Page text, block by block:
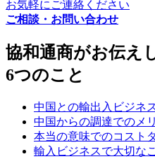
お気軽にご連絡ください
ご相談・お問い合わせ
協和通商がお伝え
6つのこと
中国との輸出入ビジネ
中国からの調達でのメ
本当の意味でのコスト
輸入ビジネスで大切な